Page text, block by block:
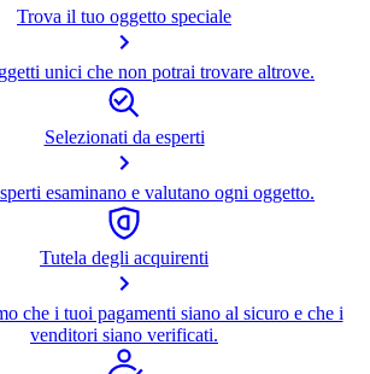
Trova il tuo oggetto speciale
unici che non potrai trovare altrove.
Selezionati da esperti
esaminano e valutano ogni oggetto.
Tutela degli acquirenti
che i tuoi pagamenti siano al sicuro e che i
venditori siano verificati.